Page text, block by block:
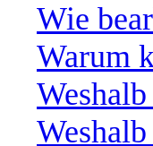
Wie
Warum